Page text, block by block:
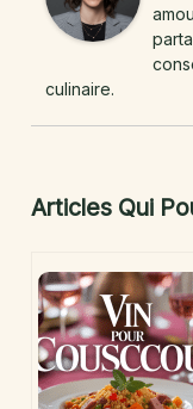
culinaire.
Articles Qui